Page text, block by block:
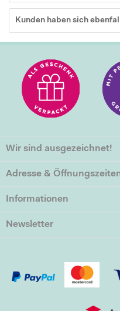
Kunden haben sich
Wir sind ausgezeichnet!
Adresse &
Informationen
Newsletter